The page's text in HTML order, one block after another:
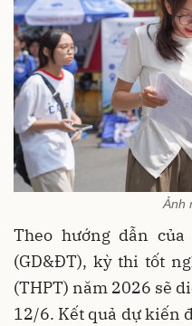
Ảnh
Theo hướng dẫn
(GD&ĐT), kỳ thi tốt
(THPT) năm 2026 sẽ
12/6. Kết quả dự kiến